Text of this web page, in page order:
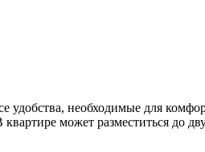
удобства, необходимые для
может разместиться до